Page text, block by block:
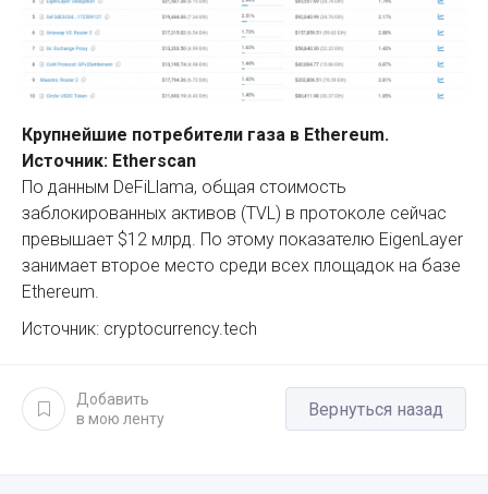
Крупнейшие потребители газа в Ethereum.
Источник: Etherscan
По данным DeFiLlama, общая стоимость
заблокированных активов (TVL) в протоколе сейчас
превышает $12 млрд. По этому показателю EigenLayer
занимает второе место среди всех площадок на базе
Ethereum.
Источник: cryptocurrency.tech
Добавить
в мою ленту
Вернуться назад